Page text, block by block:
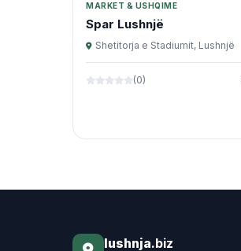
MARKET & USHQIME
Spar Lushnjë
Shetitorja e Stadiumit, Lushnjë
(0)
lushnja.biz